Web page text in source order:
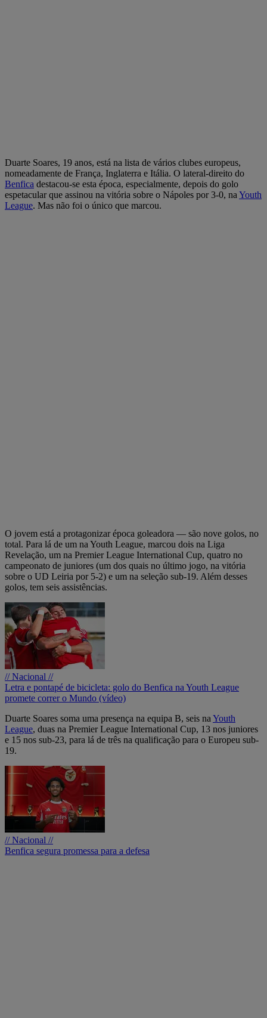
Duarte Soares, 19 anos, está na lista de vários clubes europeus,
nomeadamente de França, Inglaterra e Itália. O lateral-direito do
Benfica destacou-se esta época, especialmente, depois do golo
espetacular que assinou na vitória sobre o Nápoles por 3-0, na Youth
League. Mas não foi o único que marcou.
O jovem está a protagonizar época goleadora — são nove golos, no
total. Para lá de um na Youth League, marcou dois na Liga
Revelação, um na Premier League International Cup, quatro no
campeonato de juniores (um dos quais no último jogo, na vitória
sobre o UD Leiria por 5-2) e um na seleção sub-19. Além desses
golos, tem seis assistências.
// Nacional //
Letra e pontapé de bicicleta: golo do Benfica na Youth League
promete correr o Mundo (vídeo)
Duarte Soares soma uma presença na equipa B, seis na Youth
League, duas na Premier League International Cup, 13 nos juniores
e 15 nos sub-23, para lá de três na qualificação para o Europeu sub-
19.
// Nacional //
Benfica segura promessa para a defesa